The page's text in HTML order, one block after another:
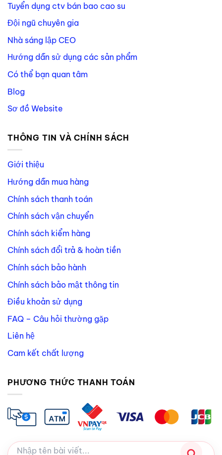
Tuyển dụng ctv bán bao cao su
Đội ngũ chuyên gia
Nhà sáng lập CEO
Hướng dẫn sử dụng các sản phẩm
Có thể bạn quan tâm
Blog
Sơ đồ Website
THÔNG TIN VÀ CHÍNH SÁCH
Giới thiệu
Hướng dẫn mua hàng
Chính sách thanh toán
Chính sách vận chuyển
Chính sách kiểm hàng
Chính sách đổi trả & hoàn tiền
Chính sách bảo hành
Chính sách bảo mật thông tin
Điều khoản sử dụng
FAQ – Câu hỏi thường gặp
Liên hệ
Cam kết chất lượng
PHƯƠNG THỨC THANH TOÁN